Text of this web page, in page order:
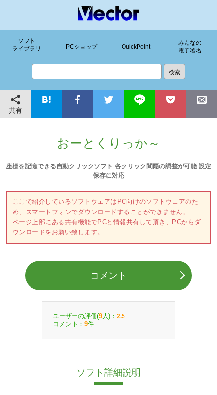
ソフト
ライブラリ
PCショップ QuickPoint
みんなの
電子署名
共有
おーとくりっか～
座標を記憶できる自動クリックソフト 各クリック間隔の調整が可能 設定
保存に対応
ここで紹介しているソフトウェアはPC向けのソフトウェアのた
め、スマートフォンでダウンロードすることができません。
ページ上部にある共有機能でPCと情報共有して頂き、PCからダ
ウンロードをお願い致します。
コメント
ユーザーの評価(9 人)： 2.5
コメント： 9件
ソフト詳細説明